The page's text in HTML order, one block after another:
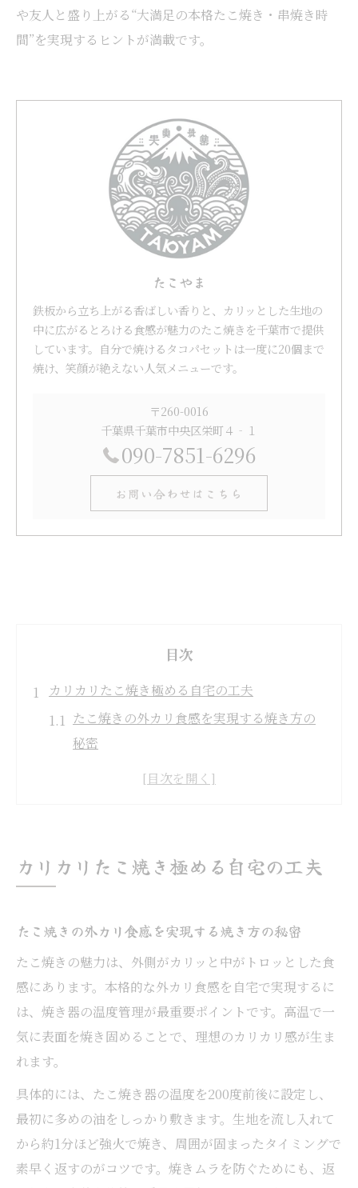
や友人と盛り上がる“大満足の本格たこ焼き・串焼き時
間”を実現するヒントが満載です。
たこやま
鉄板から立ち上がる香ばしい香りと、カリッとした生地の
中に広がるとろける食感が魅力のたこ焼きを千葉市で提供
しています。自分で焼けるタコパセットは一度に20個まで
焼け、笑顔が絶えない人気メニューです。
〒260-0016
千葉県千葉市中央区栄町４‐１
090-7851-6296
お問い合わせはこちら
目次
カリカリたこ焼き極める自宅の工夫
たこ焼きの外カリ食感を実現する焼き方の
秘密
たこ焼きピックの活用で丸く仕上げるコツ
たこ焼き生地をカリカリに仕上げる油と配
串焼きとたこ焼きの違いを自宅で味わう楽
しみ方
串焼きの代用アイデアと選び方ガイド
たこ焼き串や竹串の代用アイデアと安全な
使い方
アイデア集
たこ焼きピックと串焼き専用道具の使い分
けポイント
家庭で選ぶたこ焼き串と代用品の比較と選
カリカリたこ焼き極める自宅の工夫
たこ焼きの外カリ食感を実現する焼き方の秘密
たこ焼きの魅力は、外側がカリッと中がトロッとした食
感にあります。本格的な外カリ食感を自宅で実現するに
は、焼き器の温度管理が最重要ポイントです。高温で一
気に表面を焼き固めることで、理想のカリカリ感が生ま
れます。
具体的には、たこ焼き器の温度を200度前後に設定し、
最初に多めの油をしっかり敷きます。生地を流し入れて
から約1分ほど強火で焼き、周囲が固まったタイミングで
素早く返すのがコツです。焼きムラを防ぐためにも、返